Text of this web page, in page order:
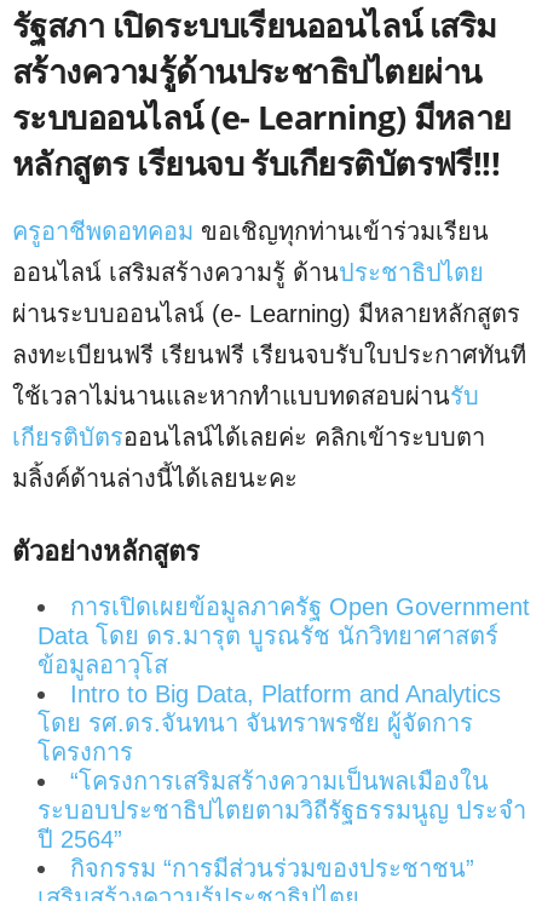
รัฐสภา เปิดระบบเรียนออนไลน์ เสริม
สร้างความรู้ด้านประชาธิปไตยผ่าน
ระบบออนไลน์ (e- Learning) มีหลาย
หลักสูตร เรียนจบ รับเกียรติ​บัตรฟรี!!!
ครูอาชีพดอทคอม ขอเชิญ​ทุกท่านเข้าร่วมเรียน
ออนไลน์ เสริมสร้างความรู้ ด้านประชาธิปไตย
ผ่านระบบออนไลน์ (e- Learning) มีหลายหลักสูตร
ลงทะเบียนฟรี เรียนฟรี เรียนจบรับใบประกาศทันที
ใช้เวลาไม่นานและหากทำแบบทดสอบ​ผ่านรับ
เกียรติ​บัตร​ออนไลน์​ได้เลยค่ะ​ คลิกเข้าระบบตา
มลิ้งค์​ด้านล่างนี้ได้เลยนะคะ
ตัวอย่างหลักสูตร
การเปิดเผยข้อมูลภาครัฐ Open Government
Data โดย ดร.มารุต บูรณรัช นักวิทยาศาสตร์
ข้อมูลอาวุโส
Intro to Big Data, Platform and Analytics
โดย รศ.ดร.จันทนา จันทราพรชัย ผู้จัดการ
โครงการ
“โครงการเสริมสร้างความเป็นพลเมืองใน
ระบอบประชาธิปไตยตามวิถีรัฐธรรมนูญ ประจำ
ปี 2564”
กิจกรรม “การมีส่วนร่วมของประชาชน”